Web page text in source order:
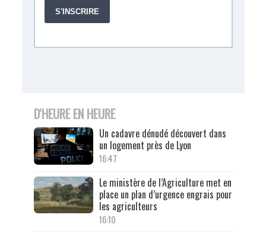
D'HEURE EN HEURE
Un cadavre dénudé découvert dans
un logement près de Lyon
16:47
Le ministère de l’Agriculture met en
place un plan d’urgence engrais pour
les agriculteurs
16:10